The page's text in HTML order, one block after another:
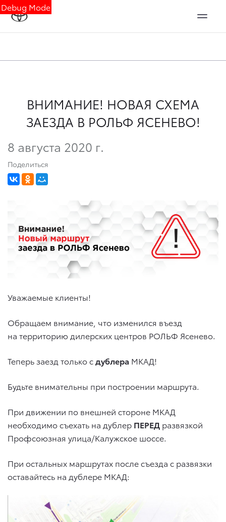
Debug Mode
ВНИМАНИЕ! НОВАЯ СХЕМА
ЗАЕЗДА В РОЛЬФ ЯСЕНЕВО!
8 августа 2020 г.
Поделиться
Уважаемые клиенты!
Обращаем внимание, что изменился въезд
на территорию дилерских центров РОЛЬФ Ясенево.
Теперь заезд только сдублера МКАД!
Будьте внимательны при построении маршрута.
При движении по внешней стороне МКАД
необходимо съехать на дублер ПЕРЕД развязкой
Профсоюзная улица/Калужское шоссе.
При остальных маршрутах после съезда с развязки
оставайтесь на дублере МКАД: